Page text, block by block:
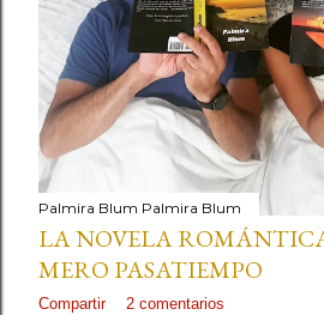
Palmira Blum Palmira Blum
LA NOVELA
MERO PASATIEMPO
Compartir 2 comentarios